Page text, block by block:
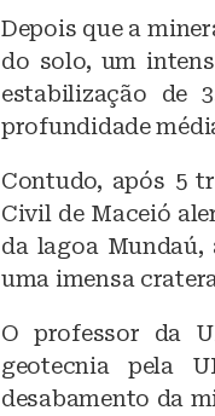
Depois que a
do solo, um
estabilização de
profundidade
Contudo, após 5
Civil de Maceió
da lagoa Mundaú,
uma imensa
O professor da
geotecnia pela
desabamento da